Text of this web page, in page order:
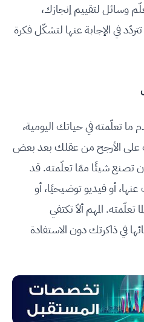
وسائل لتقييم إنجازك،
في الإجابة عنها لتشكّل فكرة
ما تعلّمته في حياتك اليومية،
على الأرجح من عقلك بعد بعض
تصنع شيئًا ممّا تعلّمته. قد
أو فيديو توضيحيًا، أو
المهم ألاّ تكتفي
في ذاكرتك دون الاستفادة